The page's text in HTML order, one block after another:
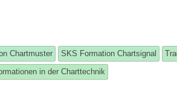
Chartmuster SKS Formation Chartsignal
in der Charttechnik